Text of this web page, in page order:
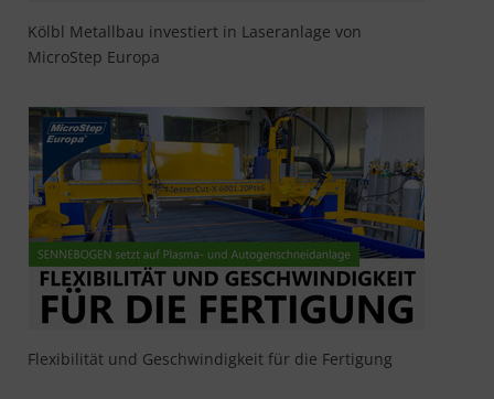
Kölbl Metallbau investiert in Laseranlage von
MicroStep Europa
Flexibilität und Geschwindigkeit für die Fertigung